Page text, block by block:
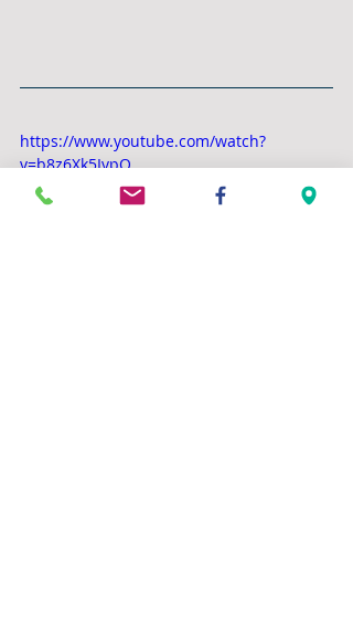
https://www.youtube.com/watch?
v=b8z6Xk5IvpQ